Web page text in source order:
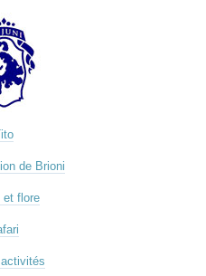
de Brioni
et flore